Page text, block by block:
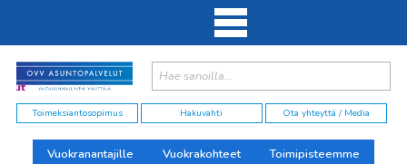
Toimeksiantosopimus Hakuvahti Ota yhteyttä / Media
Vuokranantajille Vuokrakohteet Toimipisteemme